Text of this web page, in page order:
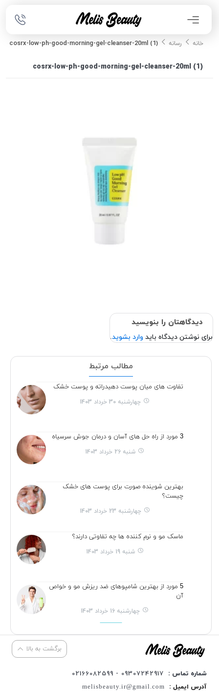
خانه رسانه cosrx-low-ph-good-morning-gel-cleanser-20ml (1)
cosrx-low-ph-good-morning-gel-cleanser-20ml (1)
دیدگاهتان را بنویسید
برای نوشتن دیدگاه باید وارد بشوید.
مطالب مرتبط
تفاوت های میان پوست دهیدراته و پوست خشک
چهارشنبه 30 خرداد 1403
3 مورد از راه حل های آسان و درمان جوش سرسیاه
شنبه 26 خرداد 1403
بهترین شوینده صورت برای پوست های خشک
چیست؟
چهارشنبه 23 خرداد 1403
ماسک مو و نرم کننده ها چه تفاوتی دارند؟
شنبه 19 خرداد 1403
5 مورد از بهترین شامپوهای ضد ریزش مو و خواص
آن
چهارشنبه 16 خرداد 1403
برگشت به بالا
شماره تماس :
09307242917 - 02166082599
آدرس ایمیل :
melisbeauty.ir@gmail.com